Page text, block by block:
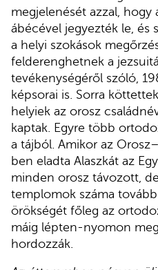
megjelenését azzal, hogy
ábécével jegyezték le, és
a helyi szokások
felderenghetnek a
tevékenységéről szóló,
képsorai is. Sorra
helyiek az orosz
kaptak. Egyre több
a tájból. Amikor az
ben eladta Alaszkát az
minden orosz távozott,
templomok száma
örökségét főleg az
máig lépten-nyomon
hordozzák.